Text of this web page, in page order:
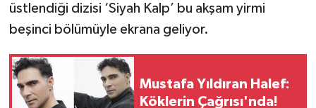
üstlendiği dizisi ‘Siyah Kalp’ bu akşam yirmi
beşinci bölümüyle ekrana geliyor.
Mustafa Yıldıran Halef:
Köklerin Çağrısı'nda!